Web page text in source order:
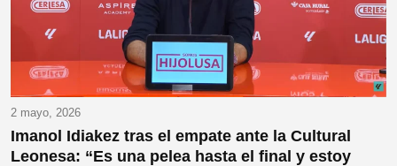
2 mayo, 2026
Imanol Idiakez tras el empate ante la Cultural
Leonesa: “Es una pelea hasta el final y estoy